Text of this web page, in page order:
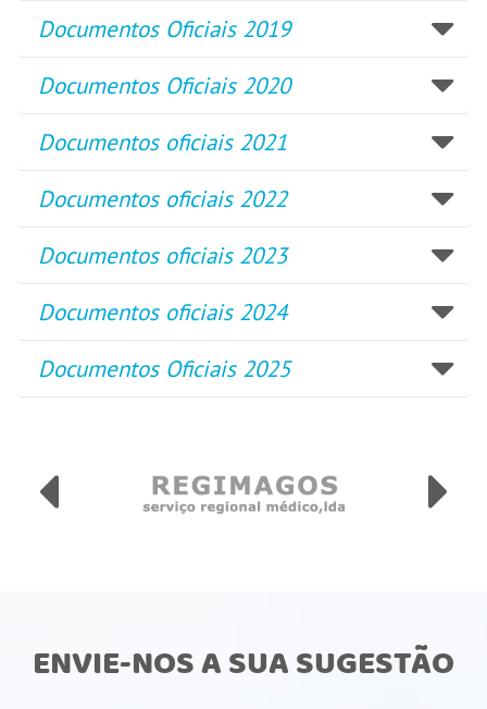
Documentos Oficiais 2019
Documentos Oficiais 2020
Documentos oficiais 2021
Documentos oficiais 2022
Documentos oficiais 2023
Documentos oficiais 2024
Documentos Oficiais 2025
ENVIE-NOS A SUA SUGESTÃO